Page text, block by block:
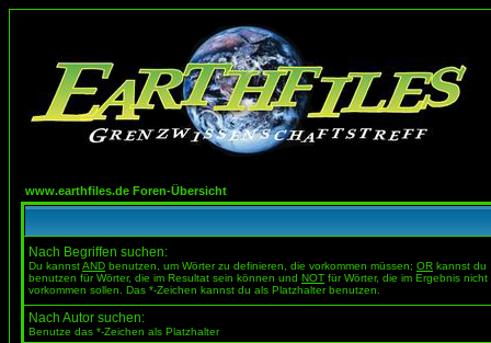
www.earthfiles.de Foren-Übersicht
Nach Begriffen suchen:
Du kannstAND benutzen, um Wörter zu definieren, die vorkommen müssen; OR kannst du
benutzen für Wörter, die im Resultat sein können und NOT für Wörter, die im Ergebnis nicht
vorkommen sollen. Das *-Zeichen kannst du als Platzhalter benutzen.
Nach Autor suchen:
Benutze das *-Zeichen als Platzhalter